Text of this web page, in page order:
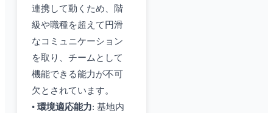
連携して動くため、階
級や職種を超えて円滑
なコミュニケーション
を取り、チームとして
機能できる能力が不可
欠とされています。
• 環境適応能力: 基地内